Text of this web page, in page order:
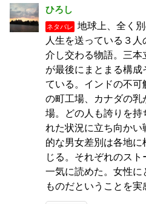
ひろし
ネタバレ
地球上、全く
人生を送っている３
介し交わる物語。三本
が最後にまとまる構
ている。インドの不
の町工場、カナダの乳
場。どの人も誇りを
れた状況に立ち向か
的な男女差別は各地
じる。それぞれのスト
一気に読めた。女性に
ものだということを実